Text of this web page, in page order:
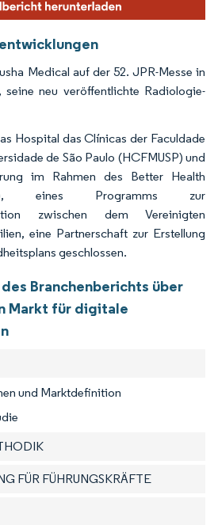
Medical auf der 52. JPR-Messe in
seine neu veröffentlichte Radiologie-
Hospital das Clínicas der Faculdade
de São Paulo (HCFMUSP) und
im Rahmen des Better Health
eines Programms zur
zwischen dem Vereinigten
eine Partnerschaft zur Erstellung
geschlossen.
Branchenberichts über
Markt für digitale
und Marktdefinition
FÜR FÜHRUNGSKRÄFTE